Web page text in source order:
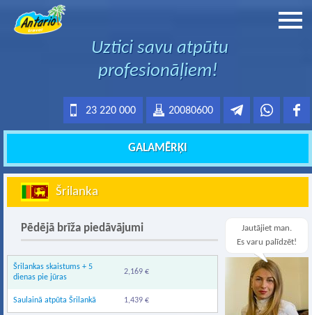
Uztici savu atpūtu
profesionāļiem!
20080600
23 220 000
GALAMĒRĶI
Šrilanka
Jautājiet man.
Es varu palīdzēt!
Pēdējā brīža piedāvājumi
Šrilankas skaistums + 5
dienas pie jūras
2,169 €
Saulainā atpūta Šrilankā 1,439 €